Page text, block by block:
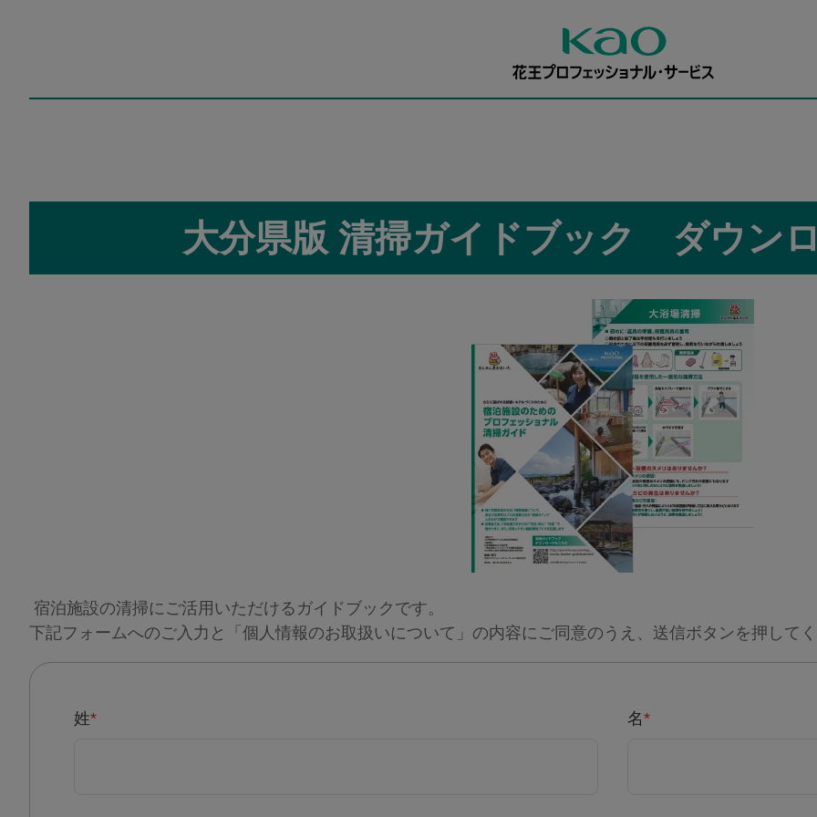
大分県版 清掃ガイドブック ダウン
宿泊施設の清掃にご活用いただけるガイドブックです。
下記フォームへのご入力と「個人情報のお取扱いについて」の内容にご同意のうえ、送信ボタンを押して
姓* 名*